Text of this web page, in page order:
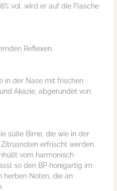
vol. wird er auf die Flasche
Reflexen.
in der Nase mit frischen
Akazie, abgerundet von
süße Birne, die wie in der
erfrischt werden.
vom harmonisch
so den BP honigartig im
herben Noten, die an